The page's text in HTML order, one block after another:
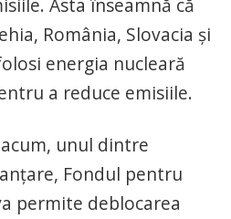
Asta înseamnă că
România, Slovacia și
energia nucleară
a reduce emisiile.
unul dintre
Fondul pentru
permite deblocarea